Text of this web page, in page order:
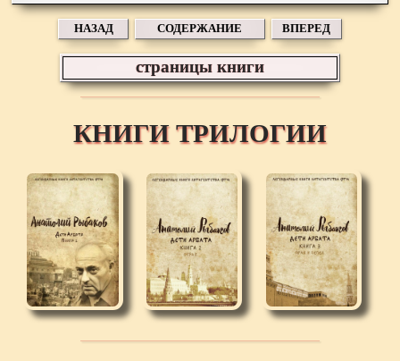
НАЗАД СОДЕРЖАНИЕ ВПЕРЕД
страницы книги
КНИГИ ТРИЛОГИИ